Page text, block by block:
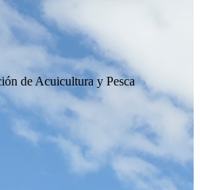
de Acuicultura y Pesca